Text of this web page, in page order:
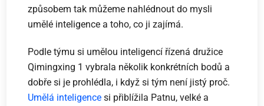
způsobem tak můžeme nahlédnout do mysli
umělé inteligence a toho, co ji zajímá.
Podle týmu si umělou inteligencí řízená družice
Qimingxing 1 vybrala několik konkrétních bodů a
dobře si je prohlédla, i když si tým není jistý proč.
Umělá inteligence si přiblížila Patnu, velké a